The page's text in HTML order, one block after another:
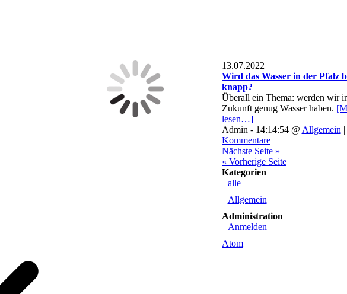
13.07.2022
Wird das Wasser in der Pfalz
knapp?
Überall ein Thema: werden wir
Zukunft genug Wasser haben.
lesen…]
Admin - 14:14:54 @ Allgemein |
Kommentare
Nächste Seite »
« Vorherige Seite
Kategorien
alle
Allgemein
Administration
Anmelden
Atom